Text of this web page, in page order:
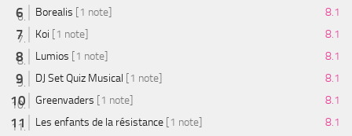
Borealis [1 note]
8.1
Koi [1 note]
8.1
Lumios [1 note]
8.1
DJ Set Quiz Musical [1 note]
8.1
Greenvaders [1 note]
8.1
Les enfants de la résistance [1 note]
8.1